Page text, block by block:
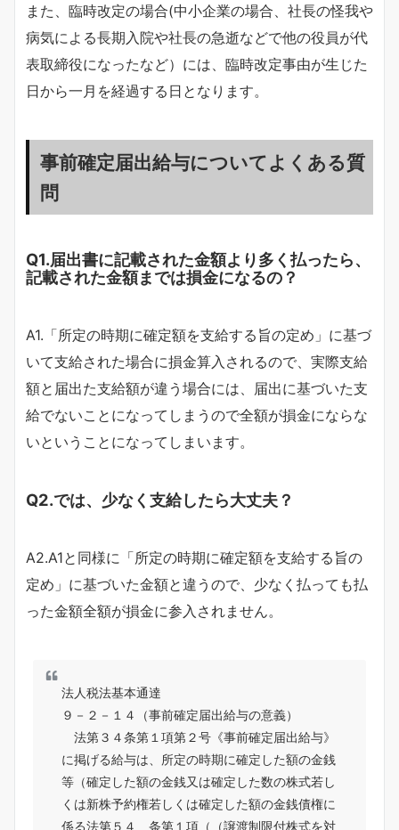
また、臨時改定の場合(中小企業の場合、社長の怪我や
病気による長期入院や社長の急逝などで他の役員が代
表取締役になったなど）には、臨時改定事由が生じた
日から一月を経過する日となります。
事前確定届出給与についてよくある質
問
Q1.届出書に記載された金額より多く払ったら、
記載された金額までは損金になるの？
A1.「所定の時期に確定額を支給する旨の定め」に基づ
いて支給された場合に損金算入されるので、実際支給
額と届出た支給額が違う場合には、届出に基づいた支
給でないことになってしまうので全額が損金にならな
いということになってしまいます。
Q2.では、少なく支給したら大丈夫？
A2.A1と同様に「所定の時期に確定額を支給する旨の
定め」に基づいた金額と違うので、少なく払っても払
った金額全額が損金に参入されません。
法人税法基本通達
９－２－１４（事前確定届出給与の意義）
法第３４条第１項第２号《事前確定届出給与》
に掲げる給与は、所定の時期に確定した額の金銭
等（確定した額の金銭又は確定した数の株式若し
くは新株予約権若しくは確定した額の金銭債権に
係る法第５４ 条第１項（（譲渡制限付株式を対